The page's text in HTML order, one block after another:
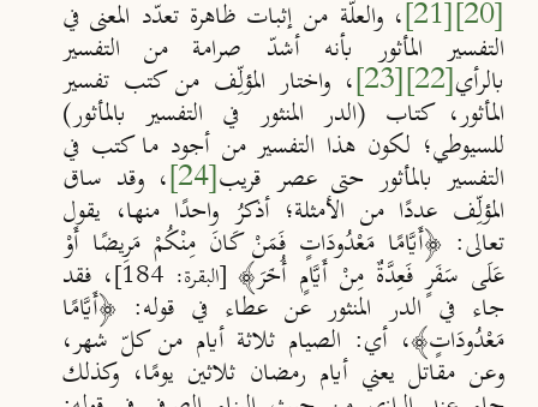
[20]
[21] ، والعلّة من إثبات ظاهرة تعدّد المعنى في
التفسير المأثور بأنه أشدّ صرامة من التفسير
بالرأي[22]
[23] ، واختار المؤلِّف من كتب تفسير
المأثور، كتاب (الدر المنثور في التفسير بالمأثور)
للسيوطي؛ لكون هذا التفسير من أجود ما كتب في
التفسير بالمأثور حتى عصر قريب[24] ، وقد ساق
المؤلِّف عددًا من الأمثلة؛ أذكرُ واحدًا منها، يقول
تعالى: ﴿أَيَّامًا مَعْدُودَاتٍ فَمَنْ كَانَ مِنْكُمْ مَرِيضًا أَوْ
عَلَى سَفَرٍ فَعِدَّةٌ مِنْ أَيَّامٍ أُخَرَ﴾[البقرة: 184] ، فقد
جاء في الدر المنثور عن عطاء في قوله: ﴿أَيَّامًا
مَعْدُودَاتٍ﴾، أي: الصيام ثلاثة أيام من كلّ شهر،
وعن مقاتل يعني أيام رمضان ثلاثين يومًا، وكذلك